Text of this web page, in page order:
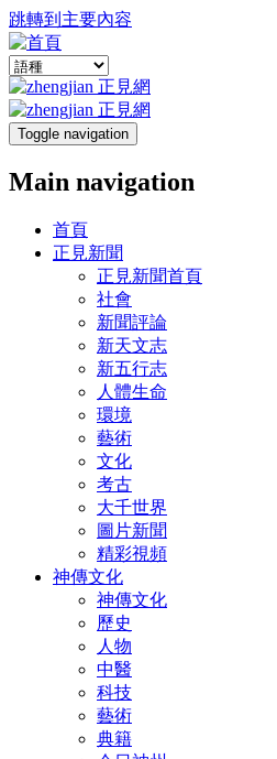
跳轉到主要內容
Toggle navigation
Main navigation
首頁
正見新聞
正見新聞首頁
社會
新聞評論
新天文志
新五行志
人體生命
環境
藝術
文化
考古
大千世界
圖片新聞
精彩視頻
神傳文化
神傳文化
歷史
人物
中醫
科技
藝術
典籍